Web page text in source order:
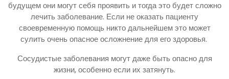
будущем они могут себя проявить и тогда это будет сложно
лечить заболевание. Если не оказать пациенту
своевременную помощь никто дальнейшем это может
сулить очень опасное осложнение для его здоровья.
Сосудистые заболевания могут даже быть опасно для
жизни, особенно если их затянуть.